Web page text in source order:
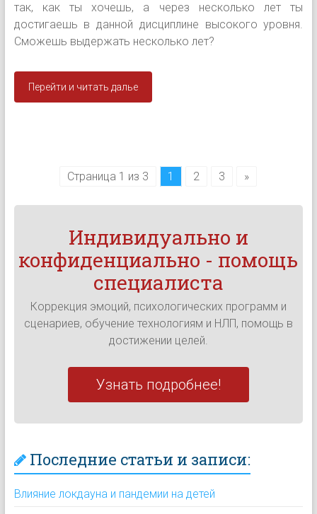
так, как ты хочешь, а через несколько лет ты
достигаешь в данной дисциплине высокого уровня.
Сможешь выдержать несколько лет?
Перейти и читать далье
Страница 1 из 3 1 2 3 »
Индивидуально и
конфиденциально - помощь
специалиста
Коррекция эмоций, психологических программ и
сценариев, обучение технологиям и НЛП, помощь в
достижении целей.
Узнать подробнее!
Последние статьи и записи:
Влияние локдауна и пандемии на детей